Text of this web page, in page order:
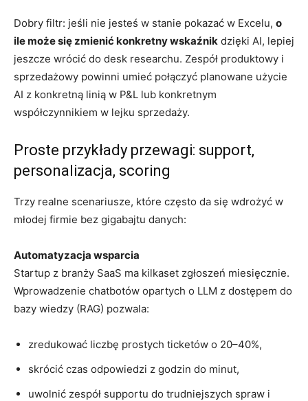
Dobry filtr: jeśli nie jesteś w stanie pokazać w Excelu, o
ile może się zmienić konkretny wskaźnik dzięki AI, lepiej
jeszcze wrócić do desk researchu. Zespół produktowy i
sprzedażowy powinni umieć połączyć planowane użycie
AI z konkretną linią w P&L lub konkretnym
współczynnikiem w lejku sprzedaży.
Proste przykłady przewagi: support,
personalizacja, scoring
Trzy realne scenariusze, które często da się wdrożyć w
młodej firmie bez gigabajtu danych:
Automatyzacja wsparcia
Startup z branży SaaS ma kilkaset zgłoszeń miesięcznie.
Wprowadzenie chatbotów opartych o LLM z dostępem do
bazy wiedzy (RAG) pozwala:
zredukować liczbę prostych ticketów o 20–40%,
skrócić czas odpowiedzi z godzin do minut,
uwolnić zespół supportu do trudniejszych spraw i